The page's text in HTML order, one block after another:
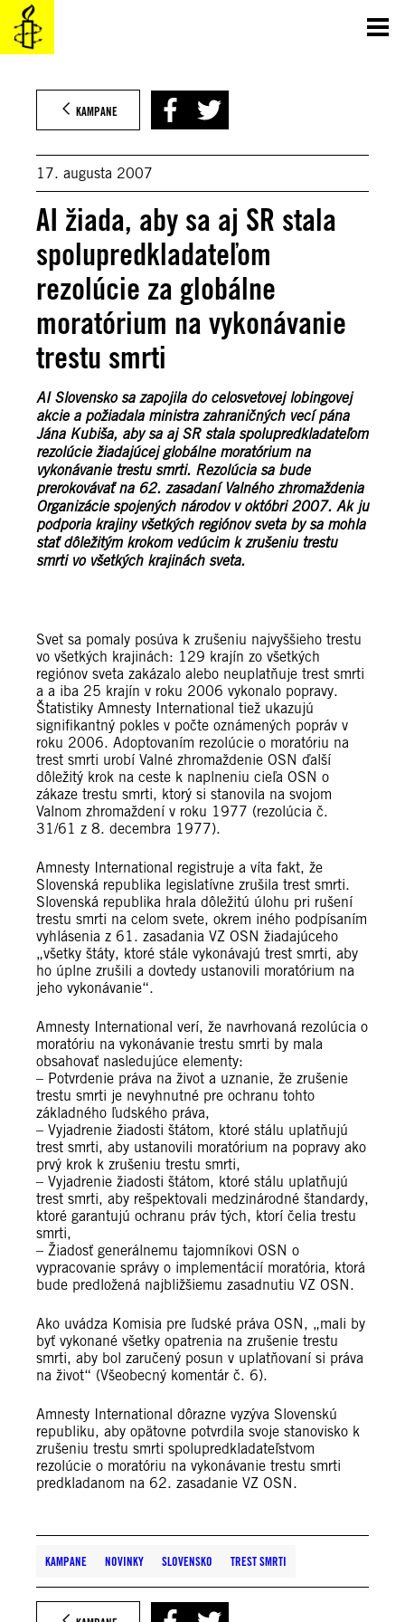
Prejsť
na
obsah
KAMPANE
17. augusta 2007
AI žiada, aby sa aj SR stala
spolupredkladateľom
rezolúcie za globálne
moratórium na vykonávanie
trestu smrti
AI Slovensko sa zapojila do celosvetovej lobingovej
akcie a požiadala ministra zahraničných vecí pána
Jána Kubiša, aby sa aj SR stala spolupredkladateľom
rezolúcie žiadajúcej globálne moratórium na
vykonávanie trestu smrti. Rezolúcia sa bude
prerokovávať na 62. zasadaní Valného zhromaždenia
Organizácie spojených národov v októbri 2007. Ak ju
podporia krajiny všetkých regiónov sveta by sa mohla
stať dôležitým krokom vedúcim k zrušeniu trestu
smrti vo všetkých krajinách sveta.
Svet sa pomaly posúva k zrušeniu najvyššieho trestu
vo všetkých krajinách: 129 krajín zo všetkých
regiónov sveta zakázalo alebo neuplatňuje trest smrti
a a iba 25 krajín v roku 2006 vykonalo popravy.
Štatistiky Amnesty International tiež ukazujú
signifikantný pokles v počte oznámených popráv v
roku 2006. Adoptovaním rezolúcie o moratóriu na
trest smrti urobí Valné zhromaždenie OSN ďalší
dôležitý krok na ceste k naplneniu cieľa OSN o
zákaze trestu smrti, ktorý si stanovila na svojom
Valnom zhromaždení v roku 1977 (rezolúcia č.
31/61 z 8. decembra 1977).
Amnesty International registruje a víta fakt, že
Slovenská republika legislatívne zrušila trest smrti.
Slovenská republika hrala dôležitú úlohu pri rušení
trestu smrti na celom svete, okrem iného podpísaním
vyhlásenia z 61. zasadania VZ OSN žiadajúceho
„všetky štáty, ktoré stále vykonávajú trest smrti, aby
ho úplne zrušili a dovtedy ustanovili moratórium na
jeho vykonávanie“.
Amnesty International verí, že navrhovaná rezolúcia o
moratóriu na vykonávanie trestu smrti by mala
obsahovať nasledujúce elementy:
– Potvrdenie práva na život a uznanie, že zrušenie
trestu smrti je nevyhnutné pre ochranu tohto
základného ľudského práva,
– Vyjadrenie žiadosti štátom, ktoré stálu uplatňujú
trest smrti, aby ustanovili moratórium na popravy ako
prvý krok k zrušeniu trestu smrti,
– Vyjadrenie žiadosti štátom, ktoré stálu uplatňujú
trest smrti, aby rešpektovali medzinárodné štandardy,
ktoré garantujú ochranu práv tých, ktorí čelia trestu
smrti,
– Žiadosť generálnemu tajomníkovi OSN o
vypracovanie správy o implementácií moratória, ktorá
bude predložená najbližšiemu zasadnutiu VZ OSN.
Ako uvádza Komisia pre ľudské práva OSN, „mali by
byť vykonané všetky opatrenia na zrušenie trestu
smrti, aby bol zaručený posun v uplatňovaní si práva
na život“ (Všeobecný komentár č. 6).
Amnesty International dôrazne vyzýva Slovenskú
republiku, aby opätovne potvrdila svoje stanovisko k
zrušeniu trestu smrti spolupredkladateľstvom
rezolúcie o moratóriu na vykonávanie trestu smrti
predkladanom na 62. zasadanie VZ OSN.
KAMPANE NOVINKY SLOVENSKO TREST SMRTI